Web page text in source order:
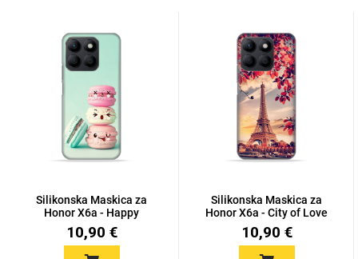
Silikonska Maskica za
Honor X6a - Happy
Macaro...
10,90 €
Silikonska Maskica za
Honor X6a - City of Love
10,90 €